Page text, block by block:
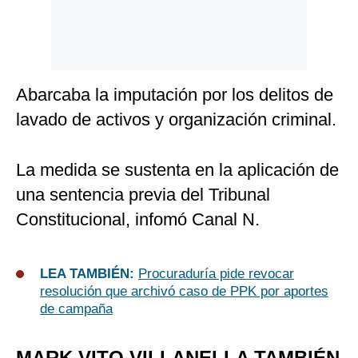
Abarcaba la imputación por los delitos de
lavado de activos y organización criminal.
La medida se sustenta en la aplicación de
una sentencia previa del Tribunal
Constitucional, infomó Canal N.
LEA TAMBIÉN: Procuraduría pide revocar
resolución que archivó caso de PPK por aportes
de campaña